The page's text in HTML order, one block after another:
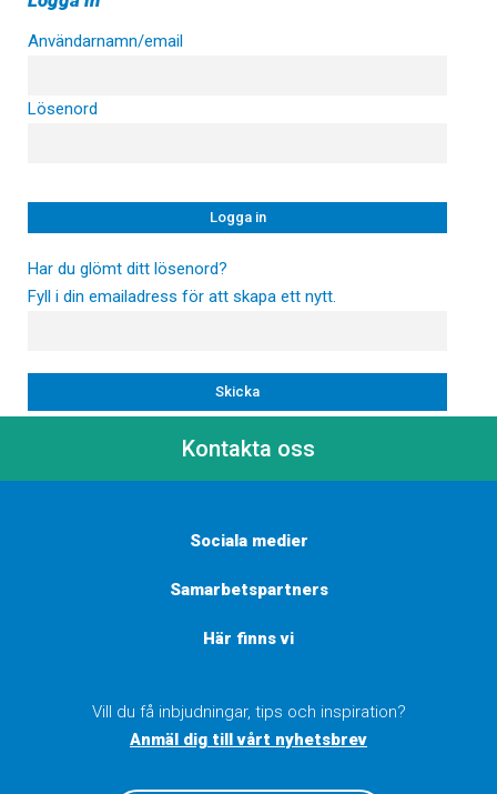
Användarnamn/email
Lösenord
Har du glömt ditt lösenord?
Fyll i din emailadress för att skapa ett nytt.
Kontakta oss
Sociala medier
Samarbetspartners
Här finns vi
Vill du få inbjudningar, tips och inspiration?
Anmäl dig till vårt nyhetsbrev